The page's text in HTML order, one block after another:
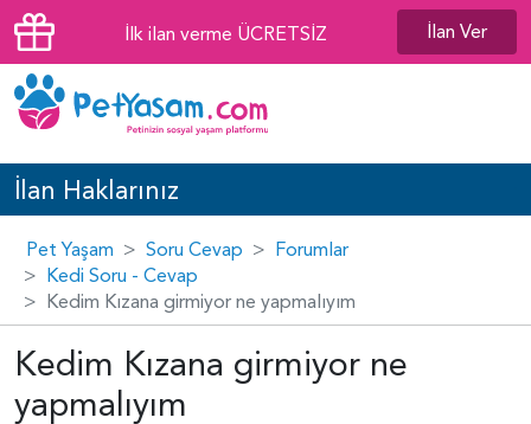
İlk ilan verme ÜCRETSİZ İlan Ver
İlan Haklarınız
Pet Yaşam Soru Cevap
Forumlar
Kedi Soru - Cevap
Kedim Kızana girmiyor ne yapmalıyım
Kedim Kızana girmiyor ne
yapmalıyım